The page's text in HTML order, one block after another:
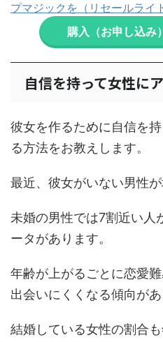
プマジックを（リセールライ
購入（お申し込み
自信を持って女性に
彼女を作るために自信を
る方法をお教えします。
最近、彼女がいない男性が
未婚の男性では7割近い人
ータがあります。
年齢が上がるごとに恋愛
出会いにくくなる傾向があ
結婚している女性の割合